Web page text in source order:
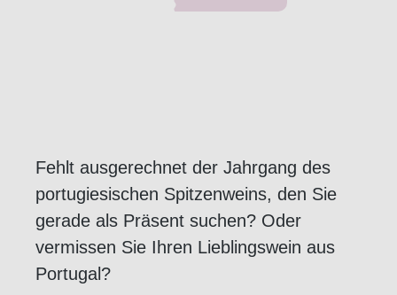
Fehlt ausgerechnet der Jahrgang des
portugiesischen Spitzenweins, den Sie
gerade als Präsent suchen? Oder
vermissen Sie Ihren Lieblingswein aus
Portugal?